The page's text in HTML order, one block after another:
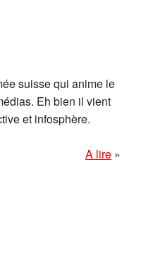
suisse qui anime le
Eh bien il vient
et infosphère.
A lire»